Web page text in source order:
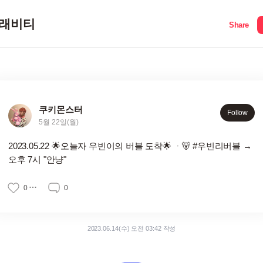
비티 Share
쿠키몬스터
5월 22일(월)
Follow
2023.05.22 🌟오늘자 우빈이의 버블 도착🌟 ᆞ🐻 #우빈리버블 →
오후 7시 "안냥"
0 0
2023.06.14(수) 오전 03:42 작성